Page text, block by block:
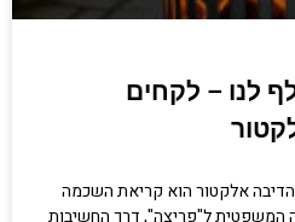
לנו – לקחים
אלקטור הוא קריאת השכמה
המשפטית ל"פריצה", דרך החשיבות